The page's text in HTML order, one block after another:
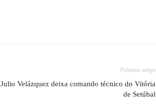
Próximo artigo
Julio Velázquez deixa comando técnico do Vitória
de Setúbal